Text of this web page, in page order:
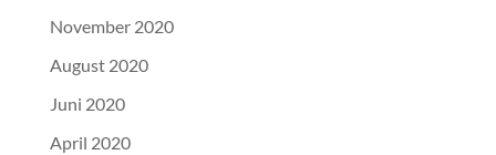
November 2020
August 2020
Juni 2020
April 2020